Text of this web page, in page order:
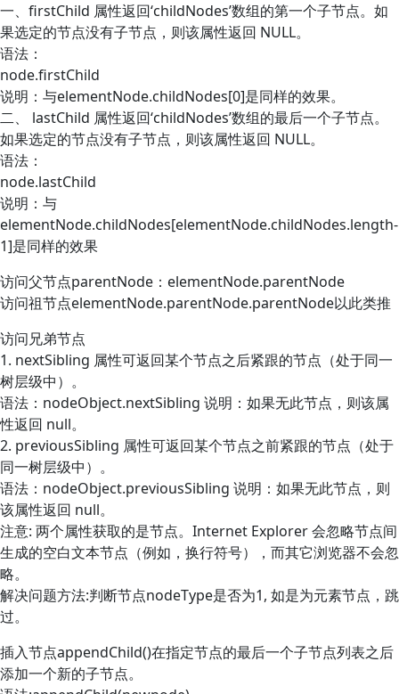
一、firstChild 属性返回‘childNodes’数组的第一个子节点。如
果选定的节点没有子节点，则该属性返回 NULL。
语法：
node.firstChild
说明：与elementNode.childNodes[0]是同样的效果。
二、 lastChild 属性返回‘childNodes’数组的最后一个子节点。
如果选定的节点没有子节点，则该属性返回 NULL。
语法：
node.lastChild
说明：与
elementNode.childNodes[elementNode.childNodes.length-
1]是同样的效果
访问父节点parentNode：elementNode.parentNode
访问祖节点elementNode.parentNode.parentNode以此类推
访问兄弟节点
1. nextSibling 属性可返回某个节点之后紧跟的节点（处于同一
树层级中）。
语法：nodeObject.nextSibling 说明：如果无此节点，则该属
性返回 null。
2. previousSibling 属性可返回某个节点之前紧跟的节点（处于
同一树层级中）。
语法：nodeObject.previousSibling 说明：如果无此节点，则
该属性返回 null。
注意: 两个属性获取的是节点。Internet Explorer 会忽略节点间
生成的空白文本节点（例如，换行符号），而其它浏览器不会忽
略。
解决问题方法:判断节点nodeType是否为1, 如是为元素节点，跳
过。
插入节点appendChild()在指定节点的最后一个子节点列表之后
添加一个新的子节点。